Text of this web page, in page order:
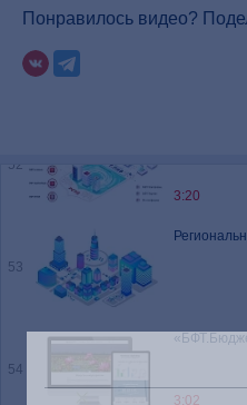
Понравилось видео?
51
Цифровой
52
3:20
53
54
3:02